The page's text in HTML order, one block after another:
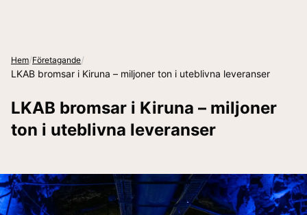
Hem/Företagande/
LKAB bromsar i Kiruna – miljoner ton i uteblivna leveranser
LKAB bromsar i Kiruna – miljoner
ton i uteblivna leveranser